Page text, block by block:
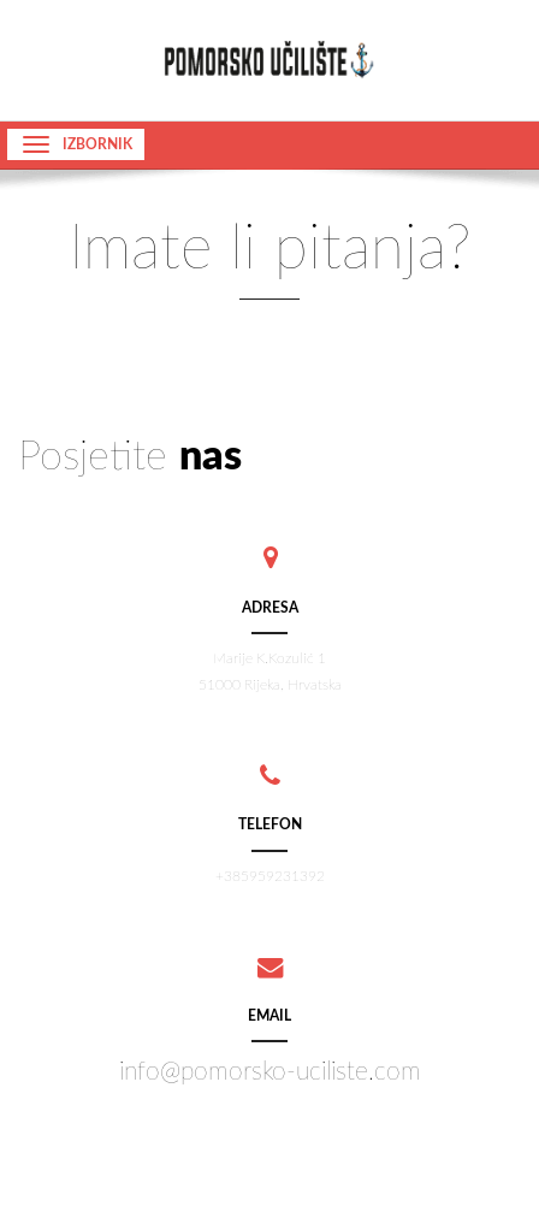
Početna
Navigacija
Imate li pitanja?
Posjetite nas
ADRESA
Marije K.Kozulić 1
51000 Rijeka, Hrvatska
TELEFON
+385959231392
EMAIL
info@pomorsko-uciliste.com